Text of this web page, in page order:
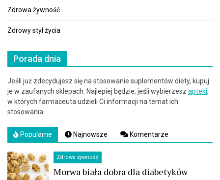
Zdrowa żywność
Zdrowy styl życia
Porada dnia
Jeśli już zdecydujesz się na stosowanie suplementów diety, kupuj
je w zaufanych sklepach. Najlepiej będzie, jeśli wybierzesz apteki,
w których farmaceuta udzieli Ci informacji na temat ich
stosowania.
Popularne Najnowsze Komentarze
Zdrowa żywność
Morwa biała dobra dla diabetyków